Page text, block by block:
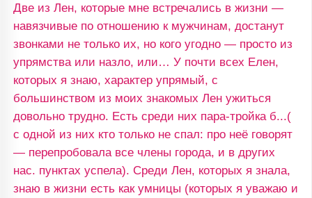
Две из Лен, которые мне встречались в жизни —
навязчивые по отношению к мужчинам, достанут
звонками не только их, но кого угодно — просто из
упрямства или назло, или… У почти всех Елен,
которых я знаю, характер упрямый, с
большинством из моих знакомых Лен ужиться
довольно трудно. Есть среди них пара-тройка б...(
с одной из них кто только не спал: про неё говорят
— перепробовала все члены города, и в других
нас. пунктах успела). Среди Лен, которых я знала,
знаю в жизни есть как умницы (которых я уважаю и